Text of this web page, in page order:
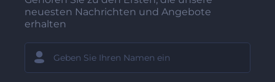
neuesten Nachrichten und Angebote
erhalten